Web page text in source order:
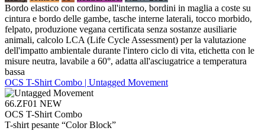
Bordo elastico con cordino all'interno, bordini in maglia a coste su
cintura e bordo delle gambe, tasche interne laterali, tocco morbido,
felpato, produzione vegana certificata senza sostanze ausiliarie
animali, calcolo LCA (Life Cycle Assessment) per la valutazione
dell'impatto ambientale durante l'intero ciclo di vita, etichetta con le
misure neutra, lavabile a 60°, adatta all'asciugatrice a temperatura
bassa
OCS T-Shirt Combo | Untagged Movement
66.ZF01 NEW
OCS T-Shirt Combo
T-shirt pesante “Color Block”